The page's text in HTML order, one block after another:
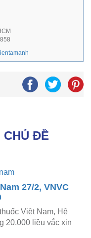
CHỦ ĐỀ
27/2, VNVC
Việt Nam, Hệ
20.000 liều vắc xin